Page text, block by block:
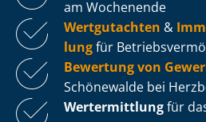
am Wochenende
Wertgutachten &
lungfür
Bewertung von
Schönewalde bei
Wertermittlungfür